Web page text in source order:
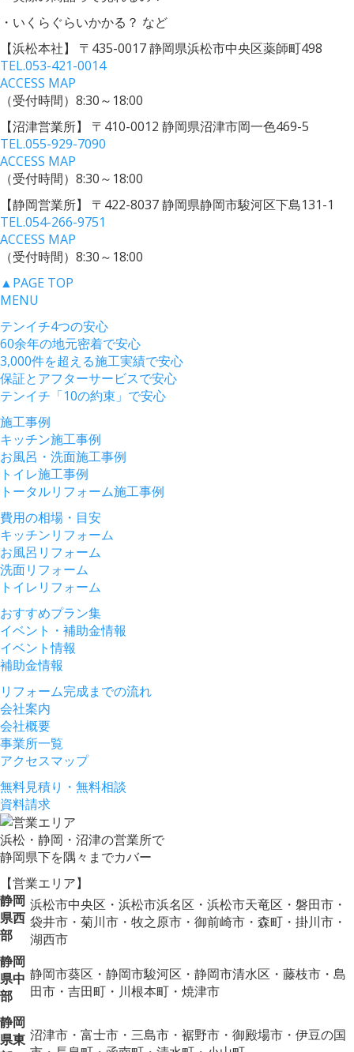
・いくらぐらいかかる？ など
【浜松本社】
〒435-0017 静岡県浜松市中央区薬師町498
TEL.053-421-0014
ACCESS MAP
（受付時間）8:30～18:00
【沼津営業所】
〒410-0012 静岡県沼津市岡一色469-5
TEL.055-929-7090
ACCESS MAP
（受付時間）8:30～18:00
【静岡営業所】
〒422-8037 静岡県静岡市駿河区下島131-1
TEL.054-266-9751
ACCESS MAP
（受付時間）8:30～18:00
▲PAGE TOP
MENU
テンイチ4つの安心
60余年の地元密着で安心
3,000件を超える施工実績で安心
保証とアフターサービスで安心
テンイチ「10の約束」で安心
施工事例
キッチン施工事例
お風呂・洗面施工事例
トイレ施工事例
トータルリフォーム施工事例
費用の相場・目安
キッチンリフォーム
お風呂リフォーム
洗面リフォーム
トイレリフォーム
おすすめプラン集
イベント・補助金情報
イベント情報
補助金情報
リフォーム完成までの流れ
会社案内
会社概要
事業所一覧
アクセスマップ
無料見積り・無料相談
資料請求
浜松・静岡・沼津の営業所で
静岡県下を隅々までカバー
【営業エリア】
静岡
県西
部
浜松市中央区・浜松市浜名区・浜松市天竜区・磐田市・
袋井市・菊川市・牧之原市・御前崎市・森町・掛川市・
湖西市
静岡
県中
部
静岡市葵区・静岡市駿河区・静岡市清水区・藤枝市・島
田市・吉田町・川根本町・焼津市
静岡
県東 沼津市・富士市・三島市・裾野市・御殿場市・伊豆の国